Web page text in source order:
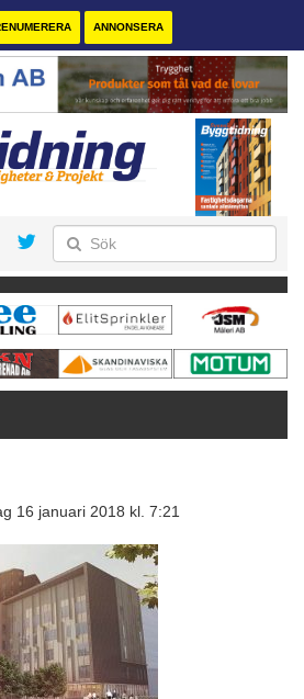
ANNONSERA
16 januari 2018 kl. 7:21